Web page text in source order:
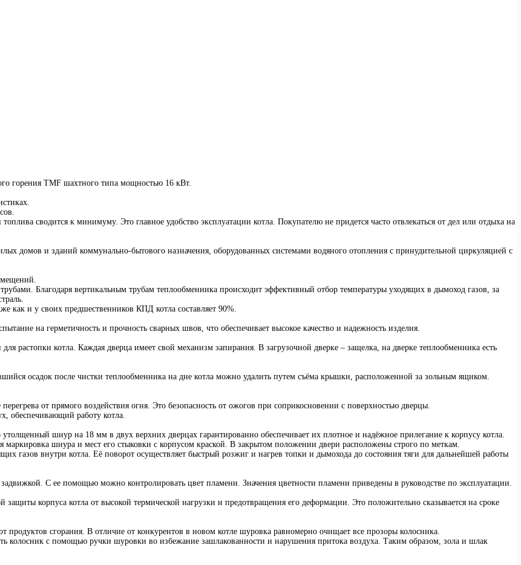
горения TMF шахтного типа мощностью 16 кВт.
сводится к минимуму. Это главное удобство эксплуатации котла. Покупателю не придется часто отвлекаться от дел или отдыха на
домов и зданий коммунально-бытового назначения, оборудованных системами водяного отопления с принудительной циркуляцией с
Благодаря вертикальным трубам теплообменника происходит эффективный отбор температуры уходящих в дымоход газов, за
как и у своих предшественников КПД котла составляет 90%.
на герметичность и прочность сварных швов, что обеспечивает высокое качество и надежность изделия.
растопки котла. Каждая дверца имеет свой механизм запирания. В загрузочной дверке – защелка, на дверке теплообменника есть
осадок после чистки теплообменника на дне котла можно удалить путем съёма крышки, расположенной за зольным ящиком.
от прямого воздействия огня. Это безопасность от ожогов при соприкосновении с поверхностью дверцы.
обеспечивающий работу котла.
шнур на 18 мм в двух верхних дверцах гарантированно обеспечивает их плотное и надёжное прилегание к корпусу котла.
маркировка шнура и мест его стыковки с корпусом краской. В закрытом положении двери расположены строго по меткам.
газов внутри котла. Её поворот осуществляет быстрый розжиг и нагрев топки и дымохода до состояния тяги для дальнейшей работы
С ее помощью можно контролировать цвет пламени. Значения цветности пламени приведены в руководстве по эксплуатации.
защиты корпуса котла от высокой термической нагрузки и предотвращения его деформации. Это положительно сказывается на сроке
сгорания. В отличие от конкурентов в новом котле шуровка равномерно очищает все прозоры колосника.
колосник с помощью ручки шуровки во избежание зашлакованности и нарушения притока воздуха. Таким образом, зола и шлак